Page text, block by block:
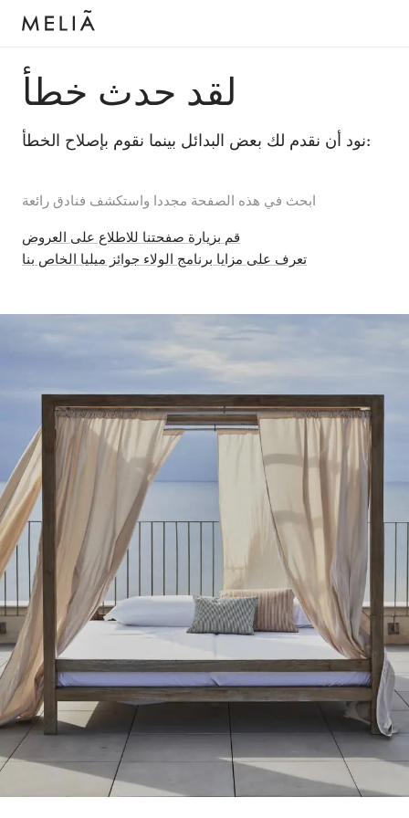
لقد حدث خطأ
نود أن نقدم لك بعض البدائل بينما نقوم بإصلاح الخطأ:
ابحث في هذه الصفحة مجددا واستكشف فنادق رائعة
قم بزيارة صفحتنا للاطلاع على العروض
تعرف على مزايا برنامج الولاء جوائز ميليا الخاص بنا